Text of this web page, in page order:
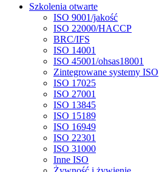
Szkolenia otwarte
ISO 9001/jakość
ISO 22000/HACCP
BRC/IFS
ISO 14001
ISO 45001/ohsas18001
Zintegrowane systemy ISO
ISO 17025
ISO 27001
ISO 13845
ISO 15189
ISO 16949
ISO 22301
ISO 31000
Inne ISO